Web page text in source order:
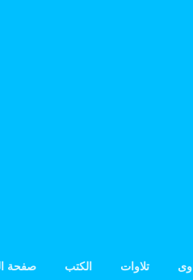
تلاوات الكتب صفحة